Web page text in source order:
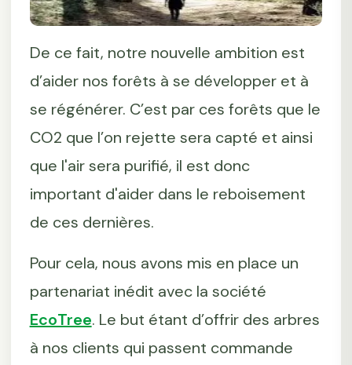
De ce fait, notre nouvelle ambition est
d’aider nos forêts à se développer et à
se régénérer. C’est par ces forêts que le
CO2 que l’on rejette sera capté et ainsi
que l'air sera purifié, il est donc
important d'aider dans le reboisement
de ces dernières.
Pour cela, nous avons mis en place un
partenariat inédit avec la société
EcoTree. Le but étant d’offrir des arbres
à nos clients qui passent commande